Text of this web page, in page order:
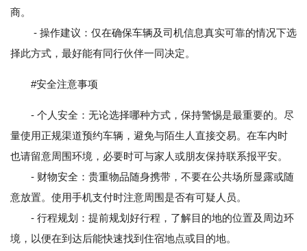
商。
- 操作建议：仅在确保车辆及司机信息真实可靠的情况下选
择此方式，最好能有同行伙伴一同决定。
#安全注意事项
- 个人安全：无论选择哪种方式，保持警惕是最重要的。尽
量使用正规渠道预约车辆，避免与陌生人直接交易。在车内时
也请留意周围环境，必要时可与家人或朋友保持联系报平安。
- 财物安全：贵重物品随身携带，不要在公共场所显露或随
意放置。使用手机支付时注意周围是否有可疑人员。
- 行程规划：提前规划好行程，了解目的地的位置及周边环
境，以便在到达后能快速找到住宿地点或目的地。